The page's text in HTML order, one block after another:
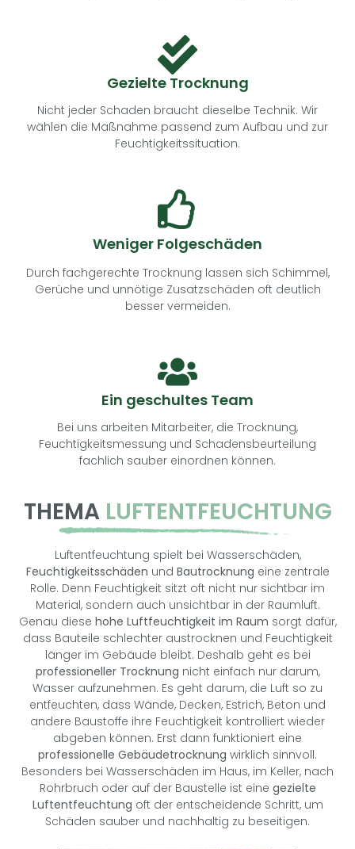
Gezielte Trocknung
Nicht jeder Schaden braucht dieselbe Technik. Wir
wählen die Maßnahme passend zum Aufbau und zur
Feuchtigkeitssituation.
Weniger Folgeschäden
Durch fachgerechte Trocknung lassen sich Schimmel,
Gerüche und unnötige Zusatzschäden oft deutlich
besser vermeiden.
Ein geschultes Team
Bei uns arbeiten Mitarbeiter, die Trocknung,
Feuchtigkeitsmessung und Schadensbeurteilung
fachlich sauber einordnen können.
THEMA LUFTENTFEUCHTUNG
Luftentfeuchtung spielt bei Wasserschäden,
Feuchtigkeitsschäden und Bautrocknung eine zentrale
Rolle. Denn Feuchtigkeit sitzt oft nicht nur sichtbar im
Material, sondern auch unsichtbar in der Raumluft.
Genau diese hohe Luftfeuchtigkeit im Raum sorgt dafür,
dass Bauteile schlechter austrocknen und Feuchtigkeit
länger im Gebäude bleibt. Deshalb geht es bei
professioneller Trocknung nicht einfach nur darum,
Wasser aufzunehmen. Es geht darum, die Luft so zu
entfeuchten, dass Wände, Decken, Estrich, Beton und
andere Baustoffe ihre Feuchtigkeit kontrolliert wieder
abgeben können. Erst dann funktioniert eine
professionelle Gebäudetrocknung wirklich sinnvoll.
Besonders bei Wasserschäden im Haus, im Keller, nach
Rohrbruch oder auf der Baustelle ist eine gezielte
Luftentfeuchtung oft der entscheidende Schritt, um
Schäden sauber und nachhaltig zu beseitigen.